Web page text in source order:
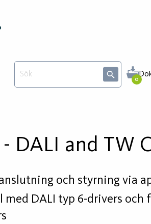
0
DALI and TW
och styrning via
med DALI typ 6-drivers och